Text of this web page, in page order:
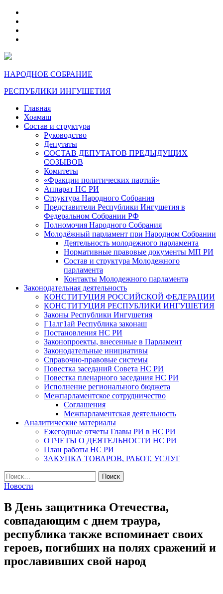
НАРОДНОЕ СОБРАНИЕ
РЕСПУБЛИКИ ИНГУШЕТИЯ
Главная
Хоамаш
Состав и структура
Руководство
Депутаты
СОСТАВ ДЕПУТАТОВ ПРЕДЫДУЩИХ
СОЗЫВОВ
Комитеты
«Фракции политических партий»
Аппарат НС РИ
Структура Народного Собрания
Представители Республики Ингушетия в
Федеральном Собрании РФ
Полномочия Народного Собрания
Молодёжный парламент при Народном Собрании
Деятельность молодежного парламента
Нормативные правовые документы МП РИ
Состав и структура Молодежного
парламента
Контакты Молодежного парламента
Законодательная деятельность
КОНСТИТУЦИЯ РОССИЙСКОЙ ФЕДЕРАЦИИ
КОНСТИТУЦИЯ РЕСПУБЛИКИ ИНГУШЕТИЯ
Законы Республики Ингушетия
Г1алг1ай Республика законаш
Постановления НС РИ
Законопроекты, внесенные в Парламент
Законодательные инициативы
Справочно-правовые системы
Повестка заседаний Совета НС РИ
Повестка пленарного заседания НС РИ
Исполнение регионального бюджета
Межпарламентское сотрудничество
Соглашения
Межпарламентская деятельность
Аналитические материалы
Ежегодные отчеты Главы РИ в НС РИ
ОТЧЕТЫ О ДЕЯТЕЛЬНОСТИ НС РИ
План работы НС РИ
ЗАКУПКА ТОВАРОВ, РАБОТ, УСЛУГ
Найти:
Новости
В День защитника Отечества,
совпадающим с днем траура,
республика также вспоминает своих
героев, погибших на полях сражений и
прославивших свой народ